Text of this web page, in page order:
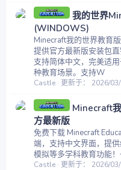
我的世界
(WINDOWS)
Minecraft我的世界教育
提供官方最新版安装包
支持简体中文，完美适
种教育场景。支持W
Castle 更新于： 2026/
Minecraft
方最新版
免费下载 Minecraft
端，支持中文界面，提
模拟等多学科教育功能
Castle 更新于： 2026/